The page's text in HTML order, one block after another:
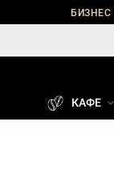
БИЗНЕС
КАФЕ